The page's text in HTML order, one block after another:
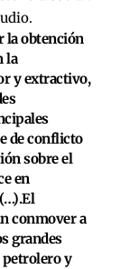
la obtención
la
y extractivo,
de conflicto
sobre el
en
conmover a
grandes
petrolero y